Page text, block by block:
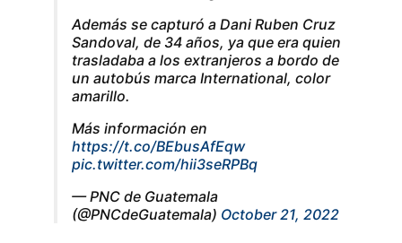
Además se capturó a Dani Ruben Cruz
Sandoval, de 34 años, ya que era quien
trasladaba a los extranjeros a bordo de
un autobús marca International, color
amarillo.
Más información en
https://t.co/BEbusAfEqw
pic.twitter.com/hii3seRPBq
— PNC de Guatemala
(@PNCdeGuatemala) October 21, 2022